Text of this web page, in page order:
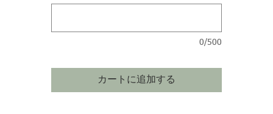
0/500
カートに追加する